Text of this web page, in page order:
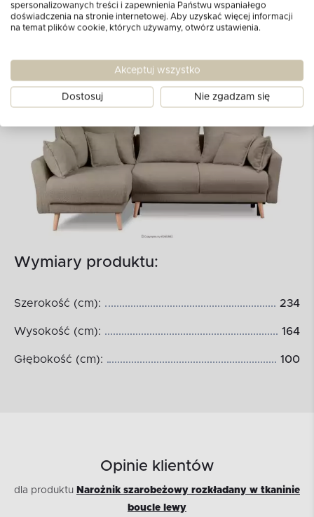
Wymiary produktu:
Szerokość (cm): 234
Wysokość (cm): 164
Głębokość (cm): 100
Opinie klientów
dla produktu Narożnik szarobeżowy rozkładany w tkaninie
boucle lewy
spersonalizowanych treści i zapewnienia Państwu wspaniałego
doświadczenia na stronie internetowej. Aby uzyskać więcej informacji
na temat plików cookie, których używamy, otwórz ustawienia.
Akceptuj wszystko
Dostosuj Nie zgadzam się